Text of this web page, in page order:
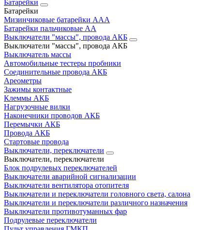
Батарейки
Батарейки
Мизинчиковые батарейки AAA
Батарейки пальчиковые АА
Выключатели "массы", провода АКБ
Выключатели "массы", провода АКБ
Выключатель массы
Автомобильные тестеры пробники
Соединительные провода АКБ
Ареометры
Зажимы контактные
Клеммы АКБ
Нагрузочные вилки
Наконечники проводов АКБ
Перемычки АКБ
Провода АКБ
Стартовые провода
Выключатели, переключатели
Выключатели, переключатели
Блок подрулевых переключателей
Выключатели аварийной сигнализации
Выключатели вентилятора отопителя
Выключатели и переключатели головного света, салона
Выключатели и переключатели различного назначения
Выключатели противотуманных фар
Подрулевые переключатели